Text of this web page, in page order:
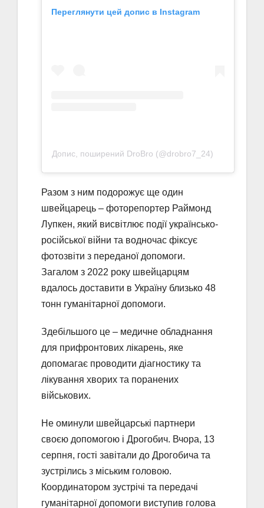
Переглянути цей допис в Instagram
Допис, поширений DroBro (@drobro7_24)
Разом з ним подорожує ще один
швейцарець – фоторепортер Раймонд
Лупкен, який висвітлює події українсько-
російської війни та водночас фіксує
фотозвіти з переданої допомоги.
Загалом з 2022 року швейцарцям
вдалось доставити в Україну близько 48
тонн гуманітарної допомоги.
Здебільшого це – медичне обладнання
для прифронтових лікарень, яке
допомагає проводити діагностику та
лікування хворих та поранених
військових.
Не оминули швейцарські партнери
своєю допомогою і Дрогобич. Вчора, 13
серпня, гості завітали до Дрогобича та
зустрілись з міським головою.
Координатором зустрічі та передачі
гуманітарної допомоги виступив голова